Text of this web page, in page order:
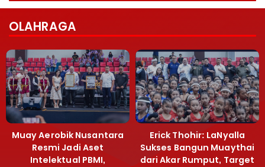
OLAHRAGA
Muay Aerobik Nusantara
Resmi Jadi Aset
Intelektual PBMI,
Erick Thohir: LaNyalla
Sukses Bangun Muaythai
dari Akar Rumput, Target